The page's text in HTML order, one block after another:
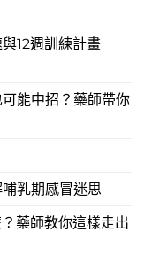
12週訓練計畫
能中招？藥師帶你
乳期感冒迷思
藥師教你這樣走出